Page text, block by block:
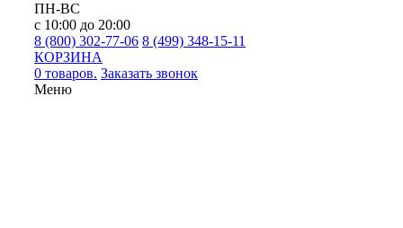
ПН-ВС
с 10:00 до 20:00
8 (800) 302-77-06 8 (499) 348-15-11
КОРЗИНА
0 товаров. Заказать звонок
Меню